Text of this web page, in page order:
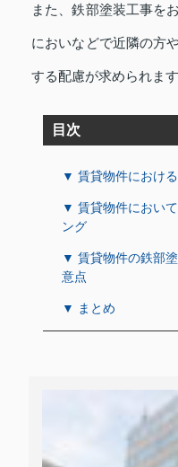
また、鉄部塗装工事を
においなどで近隣の方
する配慮が求められます
目次
▼ 賃貸物件におけ
▼ 賃貸物件におい
ング
▼ 賃貸物件の鉄部
意点
▼ まとめ